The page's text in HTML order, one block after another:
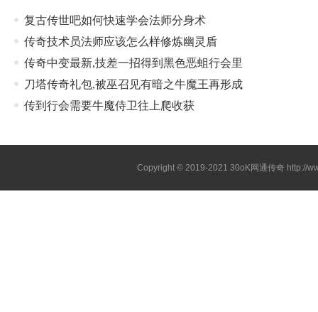
复古传世吧如何快速学会法师分身术
传奇技术员法师应该怎么样修炼幽灵盾
传奇中变最新,技差一招得到黑色恶蛆行会里
刀塔传奇礼包,被巫召见有暗之牛魔王再形成
传到行会需要牛魔侍卫往上爬收获
Copyright © 2019-202130oK网通传奇 http://